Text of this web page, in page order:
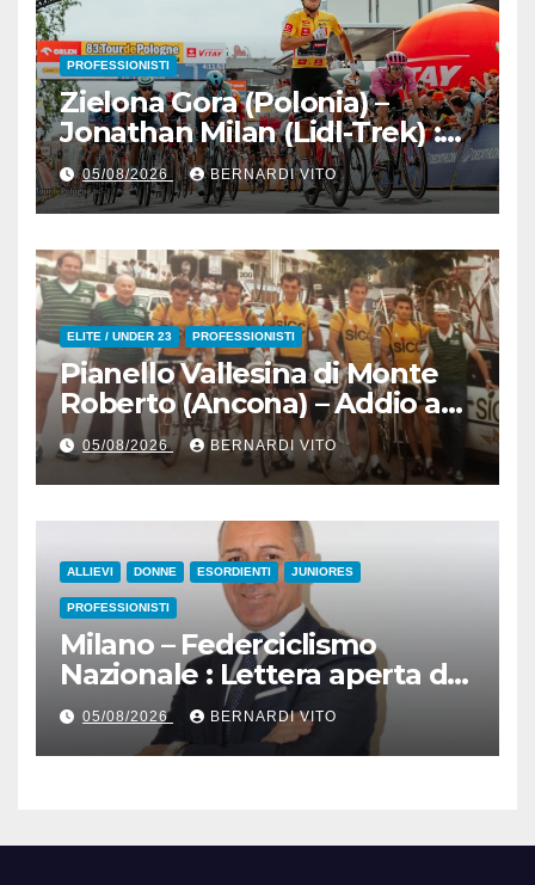
PROFESSIONISTI
Zielona Gora (Polonia) –
Jonathan Milan (Lidl-Trek) :
Vince la terza tappa di
seguito e in maglia gialla
all’83° Giro di Polonia
05/08/2026 BERNARDI VITO
ELITE / UNDER 23 PROFESSIONISTI
Pianello Vallesina di Monte
Roberto (Ancona) – Addio ad
Alderino Bartoloni, Direttore
Sportivo rigorosamente
Gentile
05/08/2026 BERNARDI VITO
ALLIEVI DONNE ESORDIENTI JUNIORES
PROFESSIONISTI
Milano – Federciclismo
Nazionale : Lettera aperta del
Presidente Cordiano
Dagnoni
05/08/2026 BERNARDI VITO